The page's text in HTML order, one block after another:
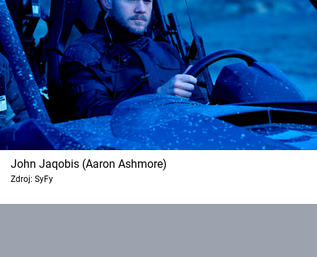
Sledujte prima+
Přihlášení
Sledujte nás
John Jaqobis (Aaron Ashmore)
Zdroj: SyFy